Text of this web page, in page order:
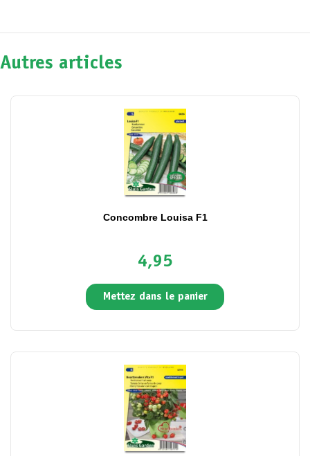
Autres articles
Concombre Louisa F1
4,95
Mettez dans le panier